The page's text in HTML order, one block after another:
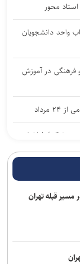
محور
واحد دانشجویان
فرهنگی در آموزش
پزشکی/ فراخوان
بنیادین است
سالروز تأسیس
قبله تهران